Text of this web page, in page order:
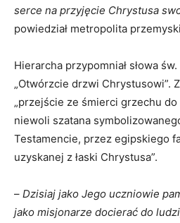
serce na przyjęcie Chrystusa
powiedział metropolita
Hierarcha przypomniał słowa św.
„Otwórzcie drzwi Chrystusowi”.
„przejście ze śmierci grzechu do
niewoli szatana
Testamencie, przez egipskiego
uzyskanej z łaski Chrystusa”.
– Dzisiaj jako Jego uczniowie
jako misjonarze docierać do